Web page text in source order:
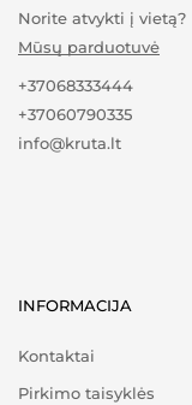
Norite atvykti į vietą?
Mūsų parduotuvė
+37068333444
+37060790335
info@kruta.lt
INFORMACIJA
Kontaktai
Pirkimo taisyklės